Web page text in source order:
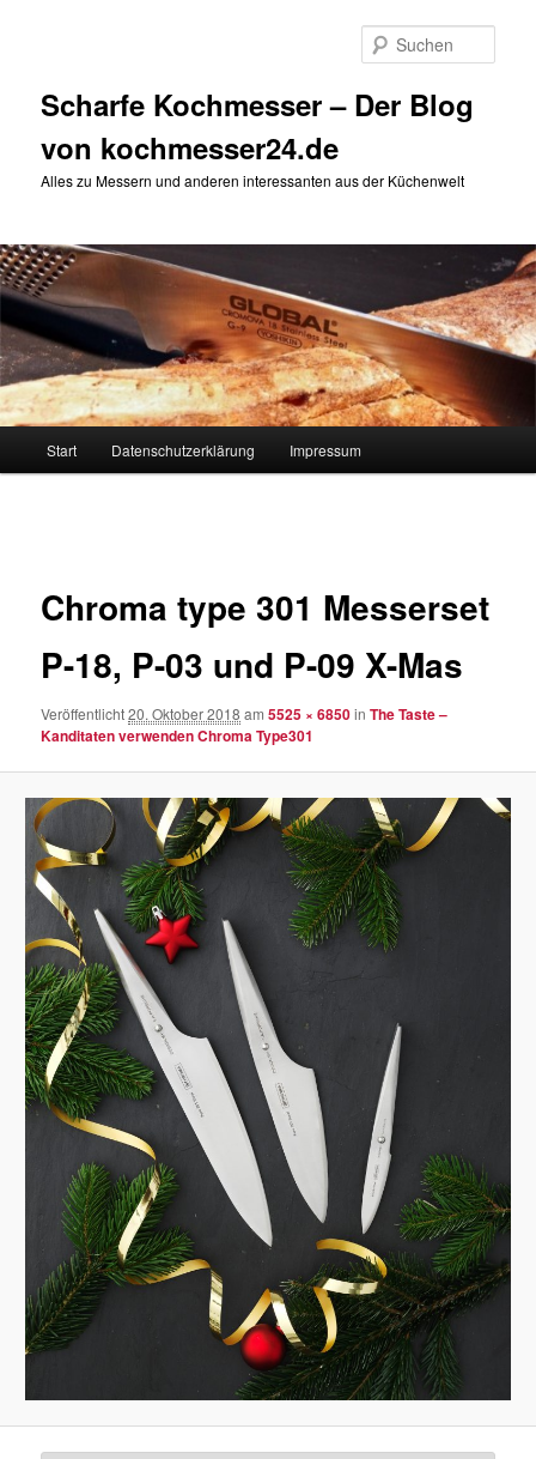
Scharfe Kochmesser – Der Blog
von kochmesser24.de
Alles zu Messern und anderen interessanten aus der Küchenwelt
Start Datenschutzerklärung Impressum
Chroma type 301 Messerset
P-18, P-03 und P-09 X-Mas
Veröffentlicht20. Oktober 2018 am5525 × 6850inThe Taste –
Kanditaten verwenden Chroma Type301